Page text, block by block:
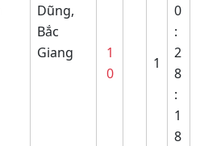
Dũng,
Bắc
Giang
1
0
1
0
:
2
8
:
1
8